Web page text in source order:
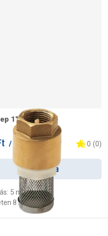
1"
/ darab 0 (0)
Kosárba
5 munkanap
8 áruházban